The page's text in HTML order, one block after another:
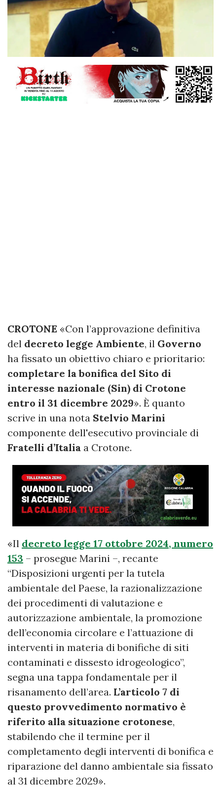
CROTONE «Con l’approvazione definitiva
del decreto legge Ambiente, il Governo
ha fissato un obiettivo chiaro e prioritario:
completare la bonifica del Sito di
interesse nazionale (Sin) di Crotone
entro il 31 dicembre 2029». È quanto
scrive in una nota Stelvio Marini
componente dell'esecutivo provinciale di
Fratelli d’Italia a Crotone.
«Il decreto legge 17 ottobre 2024, numero
153 – prosegue Marini –, recante
“Disposizioni urgenti per la tutela
ambientale del Paese, la razionalizzazione
dei procedimenti di valutazione e
autorizzazione ambientale, la promozione
dell’economia circolare e l’attuazione di
interventi in materia di bonifiche di siti
contaminati e dissesto idrogeologico”,
segna una tappa fondamentale per il
risanamento dell’area. L’articolo 7 di
questo provvedimento normativo è
riferito alla situazione crotonese,
stabilendo che il termine per il
completamento degli interventi di bonifica e
riparazione del danno ambientale sia fissato
al 31 dicembre 2029».